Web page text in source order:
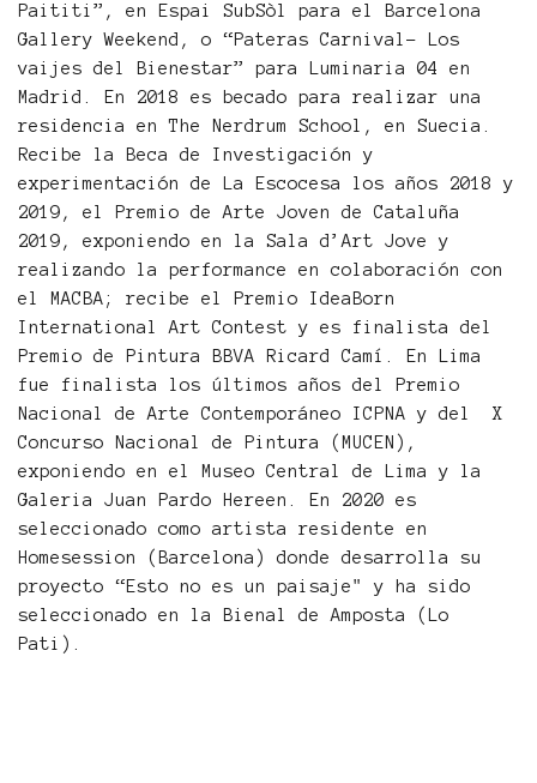
Paititi”, en Espai SubSòl para el Barcelona
Gallery Weekend, o “Pateras Carnival- Los
vaijes del Bienestar” para Luminaria 04 en
Madrid. En 2018 es becado para realizar una
residencia en The Nerdrum School, en Suecia.
Recibe la Beca de Investigación y
experimentación de La Escocesa los años 2018 y
2019, el Premio de Arte Joven de Cataluña
2019, exponiendo en la Sala d’Art Jove y
realizando la performance en colaboración con
el MACBA; recibe el Premio IdeaBorn
International Art Contest y es finalista del
Premio de Pintura BBVA Ricard Camí. En Lima
fue finalista los últimos años del Premio
Nacional de Arte Contemporáneo ICPNA y del X
Concurso Nacional de Pintura (MUCEN),
exponiendo en el Museo Central de Lima y la
Galeria Juan Pardo Hereen. En 2020 es
seleccionado como artista residente en
Homesession (Barcelona) donde desarrolla su
proyecto “Esto no es un paisaje" y ha sido
seleccionado en la Bienal de Amposta (Lo
Pati).